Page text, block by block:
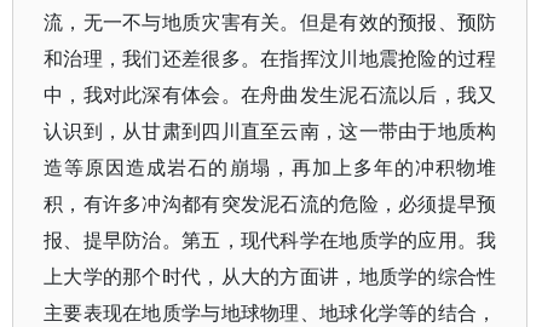
流，无一不与地质灾害有关。但是有效的预报、预防
和治理，我们还差很多。在指挥汶川地震抢险的过程
中，我对此深有体会。在舟曲发生泥石流以后，我又
认识到，从甘肃到四川直至云南，这一带由于地质构
造等原因造成岩石的崩塌，再加上多年的冲积物堆
积，有许多冲沟都有突发泥石流的危险，必须提早预
报、提早防治。第五，现代科学在地质学的应用。我
上大学的那个时代，从大的方面讲，地质学的综合性
主要表现在地质学与地球物理、地球化学等的结合，